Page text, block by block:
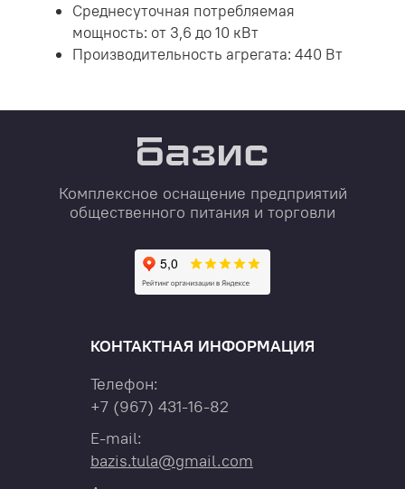
Среднесуточная потребляемая
мощность: от 3,6 до 10 кВт
Производительность агрегата: 440 Вт
Комплексное оснащение предприятий
общественного питания и торговли
КОНТАКТНАЯ ИНФОРМАЦИЯ
Телефон:
+7 (967) 431-16-82
E-mail:
bazis.tula@gmail.com